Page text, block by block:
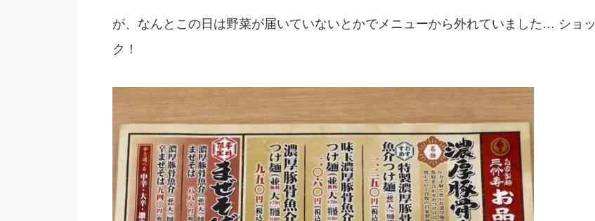
が、なんとこの日は野菜が届いていないとかでメニューから外れていました… ショッ
ク！